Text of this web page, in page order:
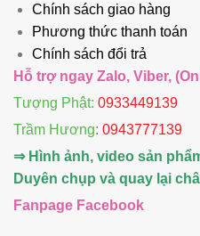
Chính sách giao hàng
Phương thức thanh toán
Chính sách đổi trả
Hỗ trợ ngay Zalo, Viber,
Tượng Phật: 0933449139
Trầm Hương: 0943777139
⇒ Hình ảnh, video sản
Duyên chụp và quay lại
Fanpage Facebook